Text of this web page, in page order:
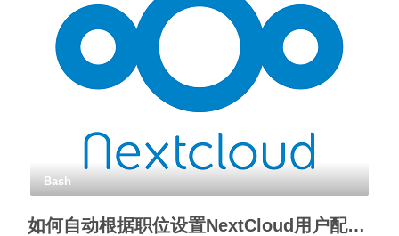
Bash
如何自动根据职位设置NextCloud用户配额？